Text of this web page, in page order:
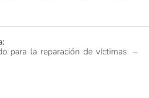
para la reparación de víctimas –